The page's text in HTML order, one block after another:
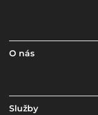
O nás
Služby